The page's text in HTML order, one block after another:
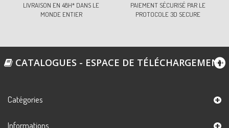
LIVRAISON EN 48H* DANS LE
MONDE ENTIER
PAIEMENT SÉCURISÉ PAR LE
PROTOCOLE 3D SECURE
CATALOGUES - ESPACE DE TÉLÉCHARGEMENT
Catégories
Informations